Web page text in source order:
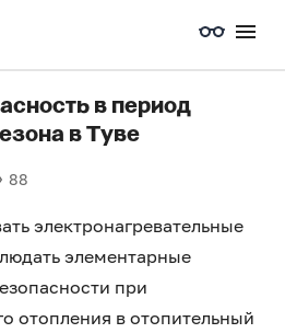
в период
в Туве
88
электронагревательные
элементарные
при
отопления в отопительный